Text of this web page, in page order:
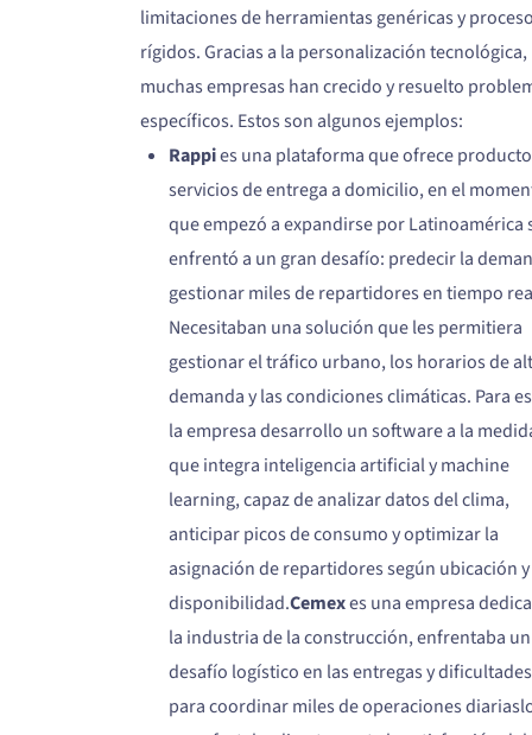
limitaciones de herramientas genéricas y
rígidos. Gracias a la personalización tecnológica,
muchas empresas han crecido y resuelto
específicos. Estos son algunos ejemplos:
Rappies una plataforma que ofrece
servicios de entrega a domicilio, en el
que empezó a expandirse por Latinoamérica
enfrentó a un gran desafío: predecir la
gestionar miles de repartidores en tiempo
Necesitaban una solución que les permitiera
gestionar el tráfico urbano, los horarios de
demanda y las condiciones climáticas. Para
la empresa desarrollo un software a la
que integra inteligencia artificial y machine
learning, capaz de analizar datos del clima,
anticipar picos de consumo y optimizar la
asignación de repartidores según ubicación y
disponibilidad.Cemexes una empresa
la industria de la construcción, enfrentaba un
desafío logístico en las entregas y dificultades
para coordinar miles de operaciones